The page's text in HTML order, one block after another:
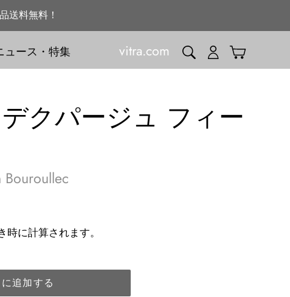
送料無料！
ュース・特集 vitra.com 検索 ログイン
クパージュ フィー
Bouroullec
時に計算されます。
追加する